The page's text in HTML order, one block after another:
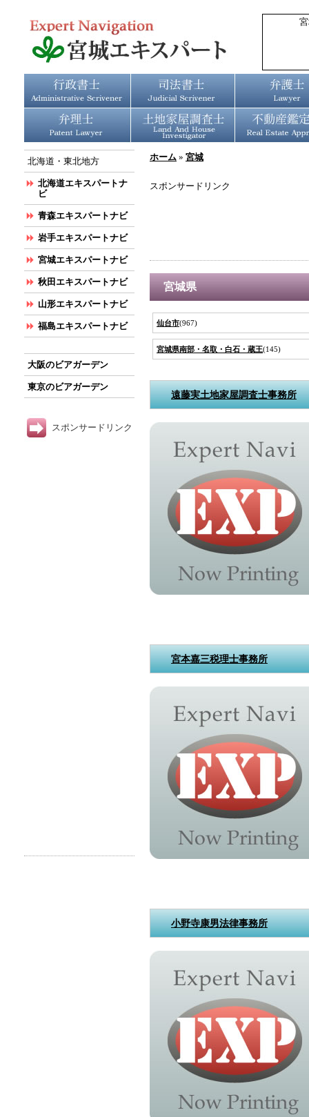
ホーム » 宮城
スポンサードリンク
宮城県
仙台市(967)
宮城県南部・名取・白石・蔵王(145)
遠藤実土地家屋調査士事務所
宮本嘉三税理士事務所
小野寺康男法律事務所
北海道・東北地方
北海道エキスパートナ
ビ
青森エキスパートナビ
岩手エキスパートナビ
宮城エキスパートナビ
秋田エキスパートナビ
山形エキスパートナビ
福島エキスパートナビ
大阪のビアガーデン
東京のビアガーデン
スポンサードリンク